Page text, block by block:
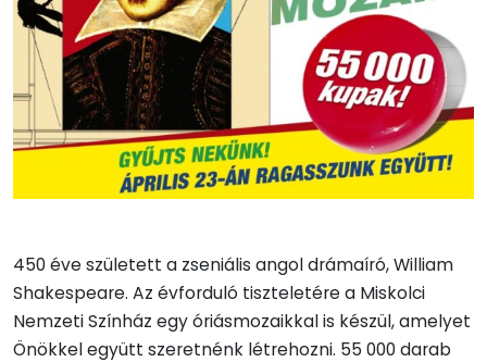
450 éve született a zseniális angol drámaíró, William
Shakespeare. Az évforduló tiszteletére a Miskolci
Nemzeti Színház egy óriásmozaikkal is készül, amelyet
Önökkel együtt szeretnénk létrehozni. 55 000 darab